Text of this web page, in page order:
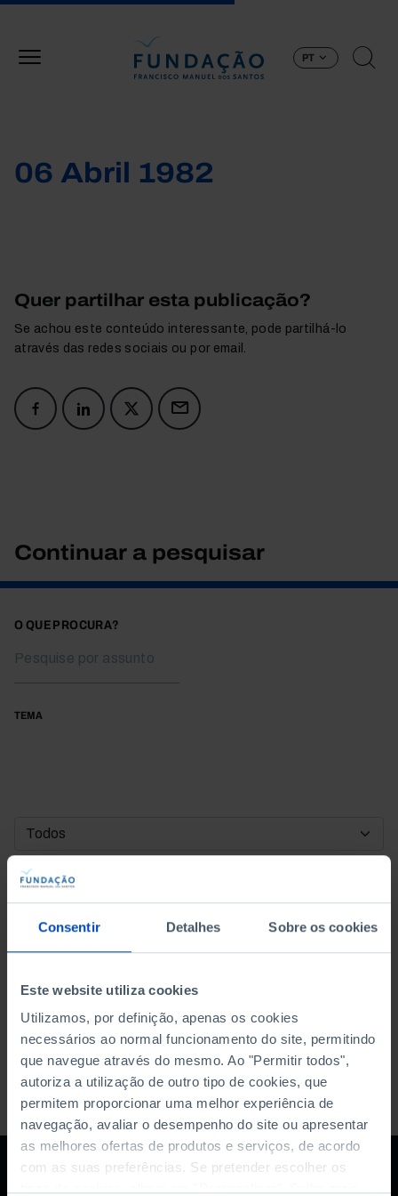
Consentir Detalhes Sobre os cookies
Este website utiliza cookies
Utilizamos, por definição, apenas os cookies
necessários ao normal funcionamento do site, permitindo
que navegue através do mesmo. Ao "Permitir todos",
autoriza a utilização de outro tipo de cookies, que
permitem proporcionar uma melhor experiência de
navegação, avaliar o desempenho do site ou apresentar
as melhores ofertas de produtos e serviços, de acordo
com as suas preferências. Se pretender escolher os
PT
06 Abril 1982
Quer partilhar esta publicação?
Se achou este conteúdo interessante, pode partilhá-lo
através das redes sociais ou por email.
Continuar a pesquisar
O QUE PROCURA?
TEMA
DATA DE INÍCIO
DATA DE FIM